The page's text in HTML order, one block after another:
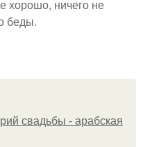
хорошо, ничего не
беды.
свадьбы - арабская